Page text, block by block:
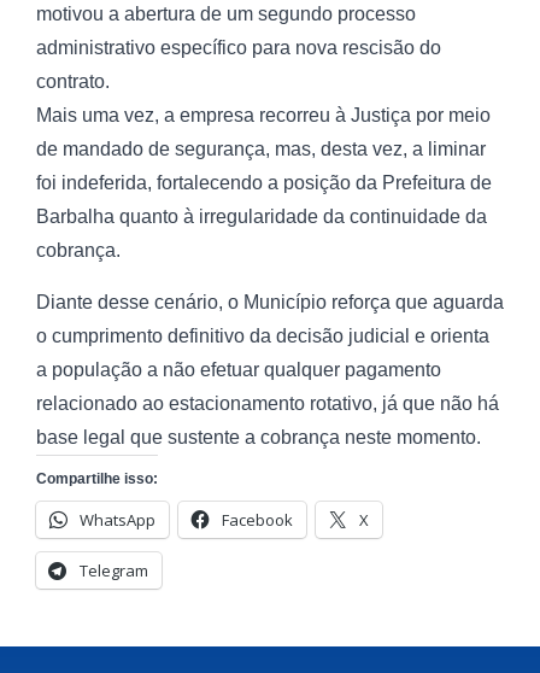
motivou a abertura de um segundo processo
administrativo específico para nova rescisão do
contrato.
Mais uma vez, a empresa recorreu à Justiça por meio
de mandado de segurança, mas, desta vez, a liminar
foi indeferida, fortalecendo a posição da Prefeitura de
Barbalha quanto à irregularidade da continuidade da
cobrança.
Diante desse cenário, o Município reforça que aguarda
o cumprimento definitivo da decisão judicial e orienta
a população a não efetuar qualquer pagamento
relacionado ao estacionamento rotativo, já que não há
base legal que sustente a cobrança neste momento.
Compartilhe isso:
WhatsApp Facebook X
Telegram